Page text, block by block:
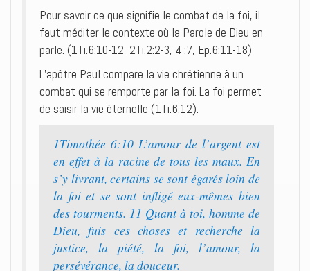
Pour savoir ce que signifie le combat de la foi, il
faut méditer le contexte où la Parole de Dieu en
parle. (1Ti.6:10-12, 2Ti.2:2-3, 4 :7, Ep.6:11-18)
L’apôtre Paul compare la vie chrétienne à un
combat qui se remporte par la foi. La foi permet
de saisir la vie éternelle (1Ti.6:12).
1Timothée 6:10 L’amour de l’argent est
en effet à la racine de tous les maux. En
s’y livrant, certains se sont égarés loin de
la foi et se sont infligé eux-mêmes bien
des tourments. 11 Quant à toi, homme de
Dieu, fuis ces choses et recherche la
justice, la piété, la foi, l’amour, la
persévérance, la douceur.